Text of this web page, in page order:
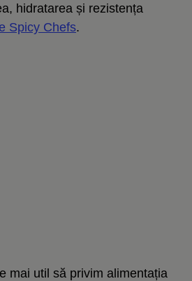
hidratarea și rezistența
Spicy Chefs.
mai util să privim alimentația